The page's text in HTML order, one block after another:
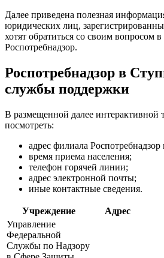
Далее приведена полезная
юридических лиц,
хотят обратиться со своим вопросом
Роспотребнадзор.
Роспотребнадзор в
службы поддержки
В размещенной далее интерактивной
посмотреть:
адрес филиала
время приема населения;
телефон горячей линии;
адрес электронной почты;
иные контактные сведения.
Учреждение Адрес
Управление
Федеральной
Службы по Надзору